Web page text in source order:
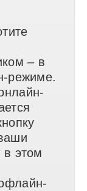
– в
режиме.
в этом